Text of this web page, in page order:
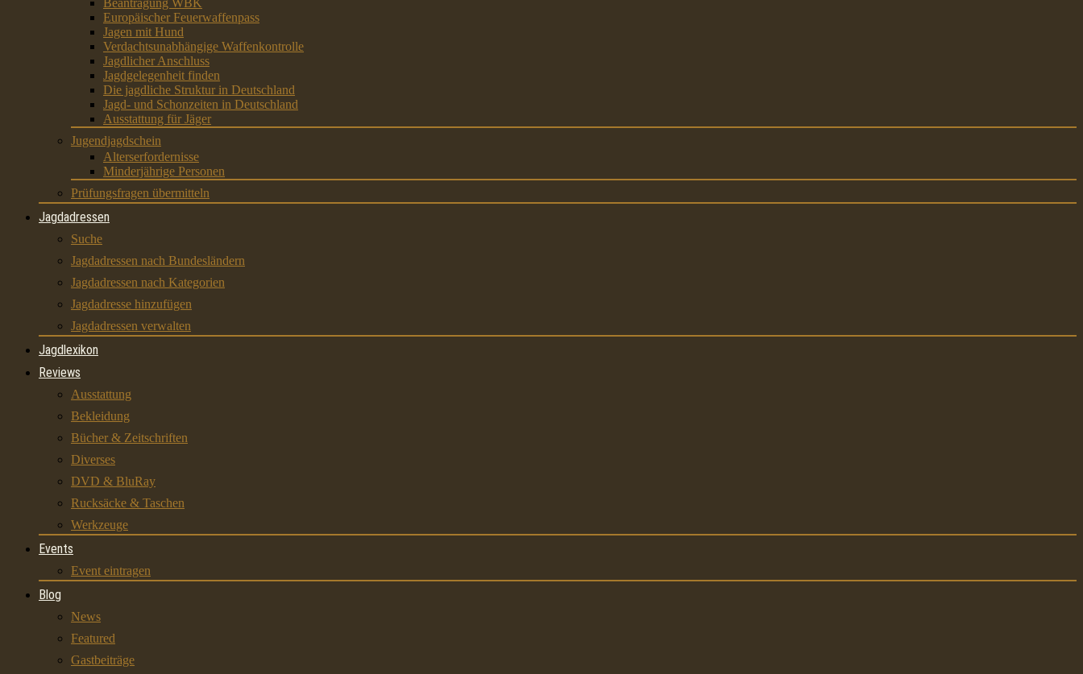
Beantragung WBK
Europäischer Feuerwaffenpass
Jagen mit Hund
Verdachtsunabhängige Waffenkontrolle
Jagdlicher Anschluss
Jagdgelegenheit finden
Die jagdliche Struktur in Deutschland
Jagd- und Schonzeiten in Deutschland
Ausstattung für Jäger
Jugendjagdschein
Alterserfordernisse
Minderjährige Personen
Prüfungsfragen übermitteln
Jagdadressen
Suche
Jagdadressen nach Bundesländern
Jagdadressen nach Kategorien
Jagdadresse hinzufügen
Jagdadressen verwalten
Jagdlexikon
Reviews
Ausstattung
Bekleidung
Bücher & Zeitschriften
Diverses
DVD & BluRay
Rucksäcke & Taschen
Werkzeuge
Events
Event eintragen
Blog
News
Featured
Gastbeiträge